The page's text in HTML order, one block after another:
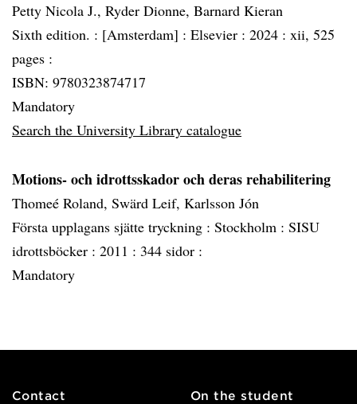
Petty Nicola J., Ryder Dionne, Barnard Kieran
Sixth edition. : [Amsterdam] : Elsevier : 2024 : xii, 525
pages :
ISBN: 9780323874717
Mandatory
Search the University Library catalogue
Motions- och idrottsskador och deras rehabilitering
Thomeé Roland, Swärd Leif, Karlsson Jón
Första upplagans sjätte tryckning : Stockholm : SISU
idrottsböcker : 2011 : 344 sidor :
Mandatory
Contact
On the student